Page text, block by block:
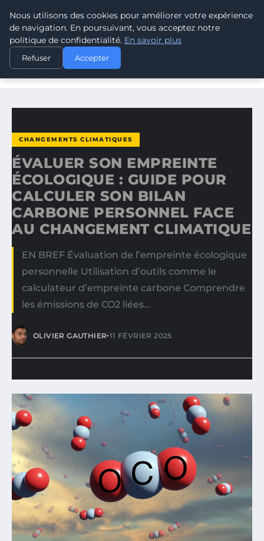
CLIMATE GUARDIAN
ACCUEIL
CHANGEMENTS CLIMATIQUES
ÉVALUER SON EMPREINTE ÉCOLOGIQUE : GUIDE POUR
CHANGEMENTS CLIMATIQUES
ÉVALUER SON EMPREINTE
ÉCOLOGIQUE : GUIDE POUR
CALCULER SON BILAN
CARBONE PERSONNEL FACE
AU CHANGEMENT CLIMATIQUE
EN BREF Évaluation de l’empreinte écologique
personnelle Utilisation d’outils comme le
calculateur d’empreinte carbone Comprendre
les émissions de CO2 liées…
OLIVIER GAUTHIER•11 FÉVRIER 2025
Nous utilisons des cookies pour améliorer votre expérience
de navigation. En poursuivant, vous acceptez notre
politique de confidentialité. En savoir plus
Refuser Accepter